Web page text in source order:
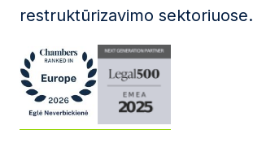
restruktūrizavimo sektoriuose.